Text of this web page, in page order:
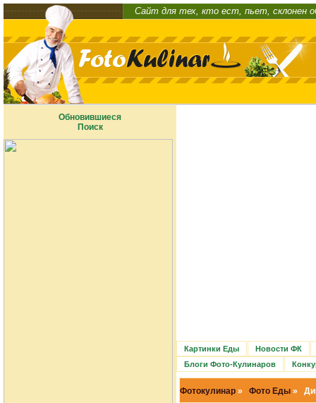
Сайт для тех, кто ест, пьет, склонен
Обновившиеся
Поиск
Картинки Еды
Новости ФК
Блоги Фото-Кулинаров
Фотокулинар » Фото Еды »